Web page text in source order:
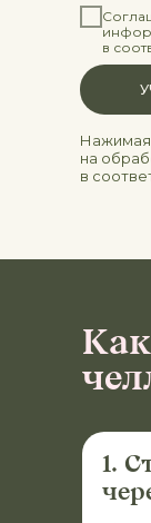
в
Нажимая
на
в
1.